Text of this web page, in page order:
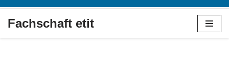
Fachschaft etit